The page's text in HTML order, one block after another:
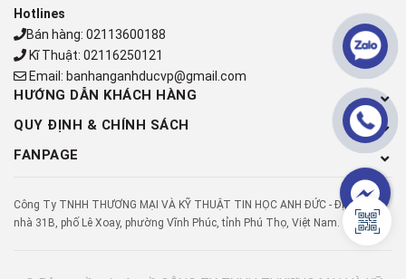
Hotlines
Bán hàng: 02113600188
Kĩ Thuật: 02116250121
Email: banhanganhducvp@gmail.com
HƯỚNG DẪN KHÁCH HÀNG
QUY ĐỊNH & CHÍNH SÁCH
FANPAGE
Công Ty TNHH THƯƠNG MẠI VÀ KỸ THUẬT TIN HỌC ANH ĐỨC - Địa chỉ: Số
nhà 31B, phố Lê Xoay, phường Vĩnh Phúc, tỉnh Phú Thọ, Việt Nam.